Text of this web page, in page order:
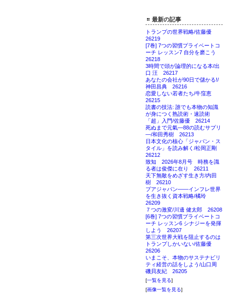
最新の記事
トランプの世界戦略/佐藤優
26219
[7巻] 7つの習慣プライベートコ
ーチ レッスン7 自分を磨こう
26218
3時間で頭が論理的になる本/出
口 汪 26217
あなたの会社が90日で儲かる!/
神田昌典 26216
恋愛しない若者たち/牛窪恵
26215
読書の技法: 誰でも本物の知識
が身につく熟読術・速読術
「超」入門/佐藤優 26214
死ぬまで元氣―88の読むサプリ
―/和田秀樹 26213
日本文化の核心「ジャパン・ス
タイル」を読み解く/松岡正剛
26212
致知 2026年8月号 時務を識
る者は俊傑に在り 26211
天下無敵をめざす生き方/内田
樹 26210
プアジャパン――インフレ世界
を生き抜く資本戦略/橘玲
26209
７つの激変/川邊 健太郎 26208
[6巻] 7つの習慣プライベートコ
ーチ レッスン6 シナジーを発揮
しよう 26207
第三次世界大戦を阻止するのは
トランプしかいない/佐藤優
26206
いまこそ、本物のサステナビリ
ティ経営の話をしよう/山口周
磯貝友紀 26205
[一覧を見る]
[画像一覧を見る]